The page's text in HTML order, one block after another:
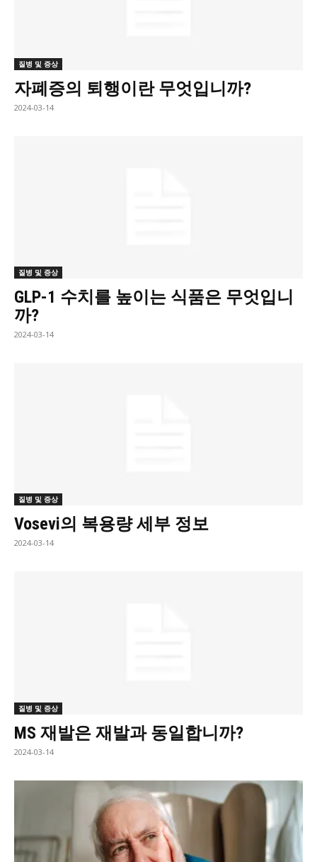
질병 및 증상
자폐증의 퇴행이란 무엇입니까?
2024-03-14
질병 및 증상
GLP-1 수치를 높이는 식품은 무엇입니
까?
2024-03-14
질병 및 증상
Vosevi의 복용량 세부 정보
2024-03-14
질병 및 증상
MS 재발은 재발과 동일합니까?
2024-03-14